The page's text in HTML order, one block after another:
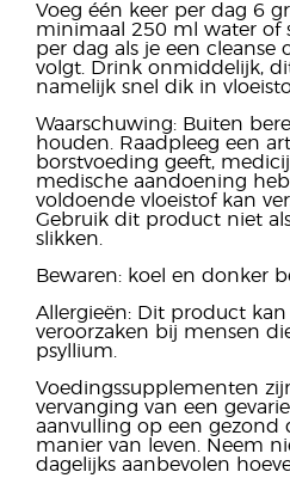
Voeg één keer per dag 6
minimaal 250 ml water of
per dag als je een cleanse
volgt. Drink onmiddelijk,
namelijk snel dik in
Waarschuwing: Buiten
houden. Raadpleeg een
borstvoeding geeft,
medische aandoening
voldoende vloeistof kan
Gebruik dit product niet
slikken.
Bewaren: koel en donker
Allergieën: Dit product
veroorzaken bij mensen
psyllium.
Voedingssupplementen
vervanging van een
aanvulling op een gezond
manier van leven. Neem
dagelijks aanbevolen